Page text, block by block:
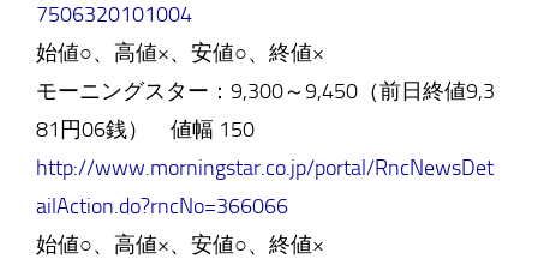
7506320101004
始値○、高値×、安値○、終値×
モーニングスター：9,300～9,450（前日終値9,3
81円06銭） 値幅 150
http://www.morningstar.co.jp/portal/RncNewsDet
ailAction.do?rncNo=366066
始値○、高値×、安値○、終値×